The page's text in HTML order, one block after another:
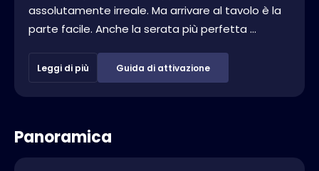
assolutamente irreale. Ma arrivare al tavolo è la
parte facile. Anche la serata più perfetta ...
Leggi di più Guida di attivazione
Panoramica